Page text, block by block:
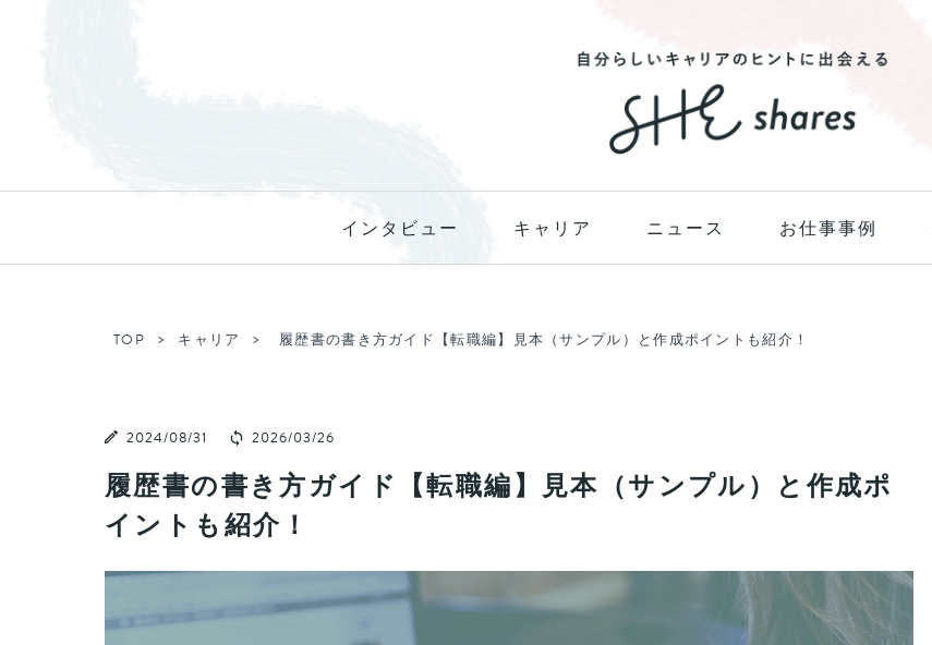
インタビュー キャリア ニュース お仕事事例
TOP キャリア 履歴書の書き方ガイド【転職編】見本（サンプル）と作成ポイントも紹介！
2024/08/31 2026/03/26
履歴書の書き方ガイド【転職編】見本（サンプル）と作成ポ
イントも紹介！